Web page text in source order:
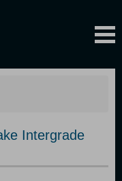
Intergrade